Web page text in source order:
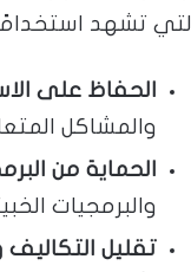
التي تشهد
الحفاظ على
والمشاكل
الحماية من
والبرمجيات
تقليل